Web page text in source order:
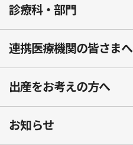
診療科・部門
連携医療機関の皆さまへ
出産をお考えの方へ
お知らせ